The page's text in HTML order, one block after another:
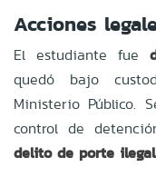
Acciones
El estudiante fue
quedó bajo
Ministerio Público.
control de
delito de porte